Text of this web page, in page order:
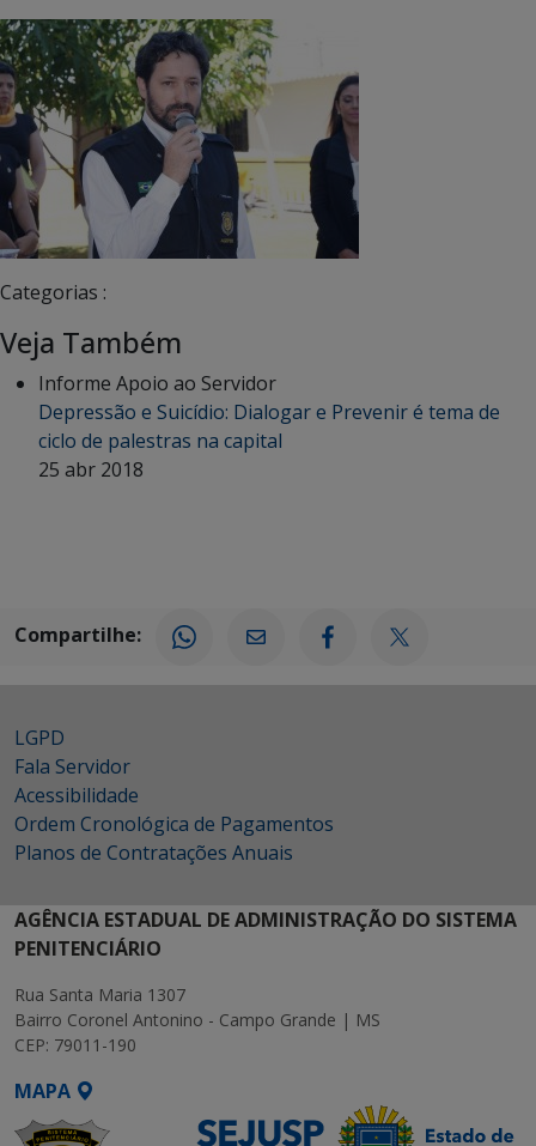
Categorias :
Veja Também
Informe Apoio ao Servidor
Depressão e Suicídio: Dialogar e Prevenir é tema de
ciclo de palestras na capital
25 abr 2018
Compartilhe:
LGPD
Fala Servidor
Acessibilidade
Ordem Cronológica de Pagamentos
Planos de Contratações Anuais
AGÊNCIA ESTADUAL DE ADMINISTRAÇÃO DO SISTEMA
PENITENCIÁRIO
Rua Santa Maria 1307
Bairro Coronel Antonino - Campo Grande | MS
CEP: 79011-190
MAPA